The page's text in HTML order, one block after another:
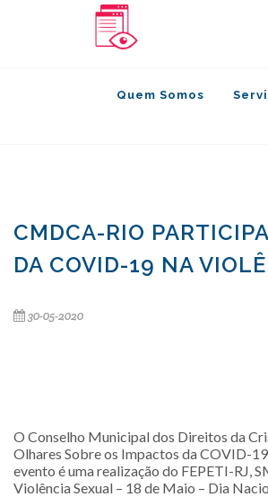
Quem Somos
CMDCA-RIO
DA COVID-19 NA
30-05-2020
O Conselho Municipal dos Direitos da
Olhares Sobre os Impactos da COVID-
evento é uma realização do FEPETI-RJ,
Violência Sexual – 18 de Maio – Dia